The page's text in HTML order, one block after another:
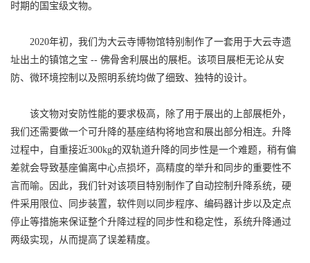
时期的国宝级文物。
2020年初，我们为大云寺博物馆特别制作了一套用于大云寺遗
址出土的镇馆之宝 -- 佛骨舍利展出的展柜。该项目展柜无论从安
防、微环境控制以及照明系统均做了细致、独特的设计。
该文物对安防性能的要求极高，除了用于展出的上部展柜外，
我们还需要做一个可升降的基座结构将地宫和展出部分相连。升降
过程中，自重接近300kg的双轨道升降的同步性是一个难题，稍有偏
差就会导致基座偏离中心点损坏，高精度的举升和同步的重要性不
言而喻。因此，我们针对该项目特别制作了自动控制升降系统，硬
件采用限位、同步装置，软件则以同步程序、编码器计步以及定点
停止等措施来保证整个升降过程的同步性和稳定性，系统升降通过
两级实现，从而提高了误差精度。